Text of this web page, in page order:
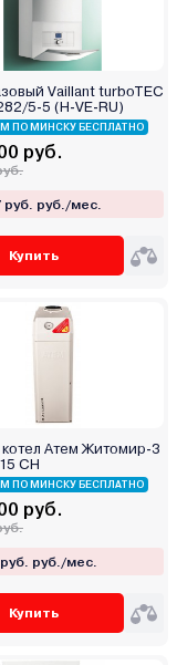
Vaillant turboTEC
5-5 (H-VE-RU)
ПО МИНСКУ БЕСПЛАТНО
руб.
руб. руб./мес.
Купить
котел Атем Житомир-3
СН
ПО МИНСКУ БЕСПЛАТНО
руб.
руб./мес.
Купить